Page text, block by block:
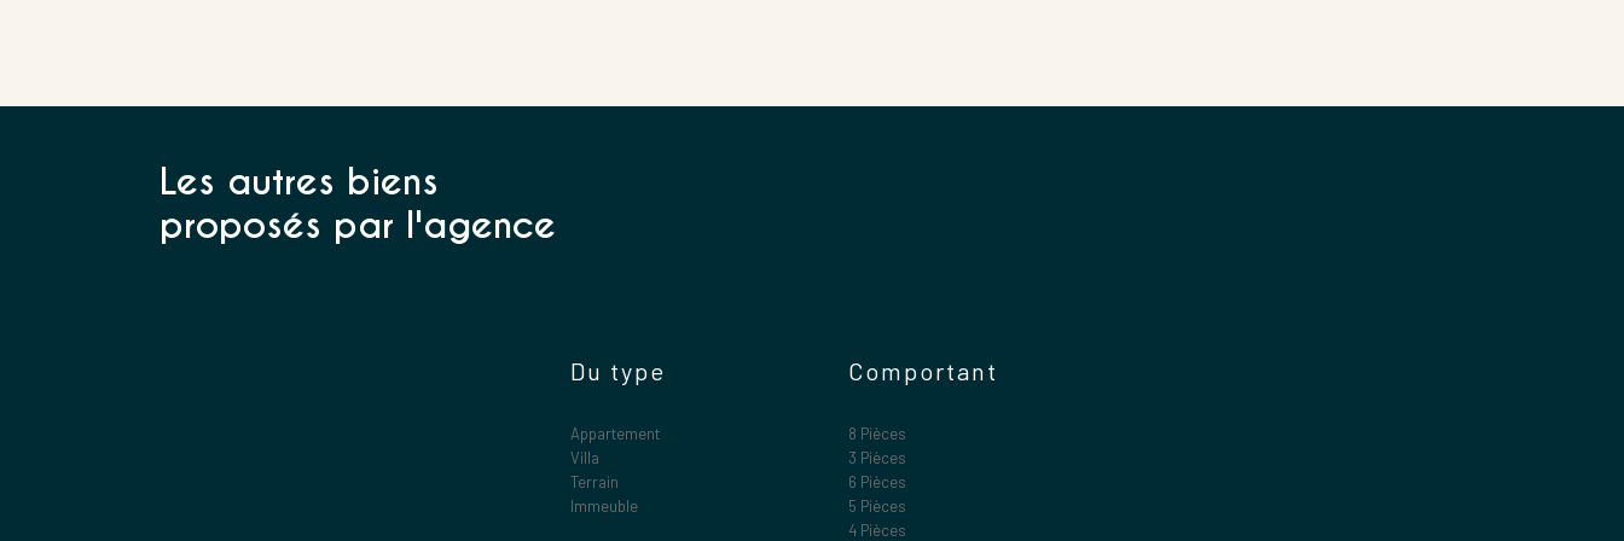
Les autres biens
proposés par l'agence
Du type
Appartement
Villa
Terrain
Immeuble
Comportant
8 Pièces
3 Pièces
6 Pièces
5 Pièces
4 Pièces